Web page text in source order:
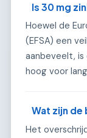
Is 30 mg
Hoewel de
(EFSA) een
aanbeveelt, is
hoog voor
Wat zijn
Het